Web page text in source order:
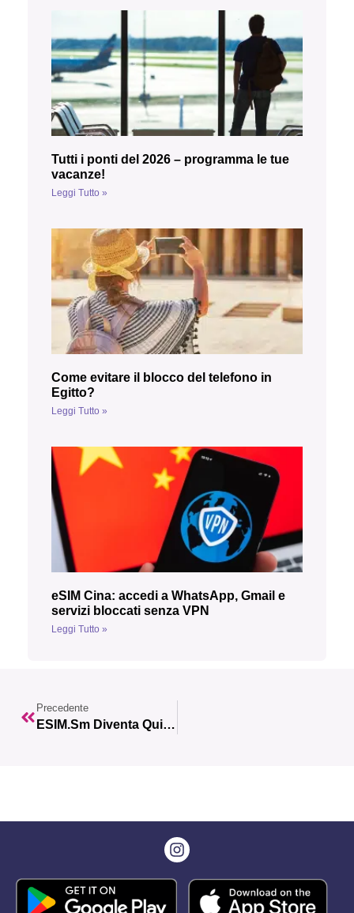
Tutti i ponti del 2026 – programma le tue
vacanze!
Leggi Tutto »
Come evitare il blocco del telefono in
Egitto?
Leggi Tutto »
eSIM Cina: accedi a WhatsApp, Gmail e
servizi bloccati senza VPN
Leggi Tutto »
Precedente
ESIM.sm Diventa Quibity!